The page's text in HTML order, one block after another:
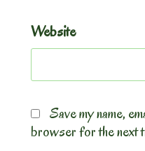
Website
Save my name,
browser for the next